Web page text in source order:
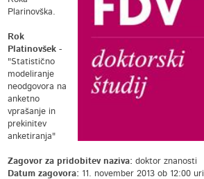
Plarinovška.
Rok
Platinovšek -
"Statistično
modeliranje
neodgovora na
anketno
vprašanje in
prekinitev
anketiranja"
Zagovor za pridobitev naziva:doktor znanosti
Datum zagovora: 11. november 2013 ob 12:00 uri